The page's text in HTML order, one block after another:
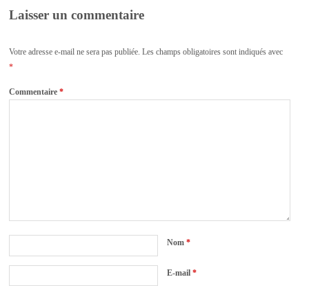
Laisser un commentaire
Votre adresse e-mail ne sera pas publiée. Les champs obligatoires sont indiqués avec
*
Commentaire*
Nom*
E-mail*